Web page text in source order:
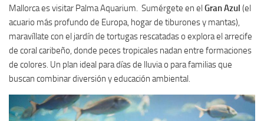
Mallorca es visitar Palma Aquarium. Sumérgete en el Gran Azul (el
acuario más profundo de Europa, hogar de tiburones y mantas),
maravíllate con el jardín de tortugas rescatadas o explora el arrecife
de coral caribeño, donde peces tropicales nadan entre formaciones
de colores. Un plan ideal para días de lluvia o para familias que
buscan combinar diversión y educación ambiental.